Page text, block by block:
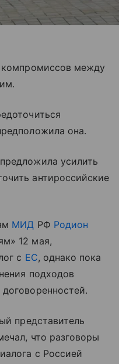
компромиссов между
она.
усилить
антироссийские
МИД РФ Родион
12 мая,
с ЕС, однако пока
подходов
представитель
что разговоры
с Россией